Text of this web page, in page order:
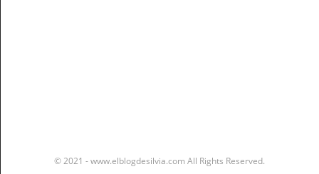
© 2021 - www.elblogdesilvia.com All Rights Reserved.